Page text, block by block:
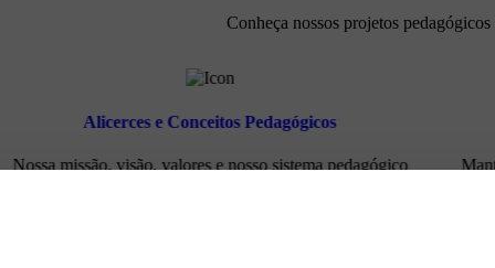
Conheça nossos projetos
Alicerces e Conceitos Pedagógicos
Nossa missão, visão, valores e nosso sistema pedagógico